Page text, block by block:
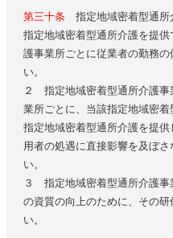
第三十条 指定地域密着型通所
指定地域密着型通所介護を提
護事業所ごとに従業者の勤務
い。
２ 指定地域密着型通所介護事
業所ごとに、当該指定地域密
指定地域密着型通所介護を提
用者の処遇に直接影響を及ぼ
い。
３ 指定地域密着型通所介護事
の資質の向上のために、その
い。